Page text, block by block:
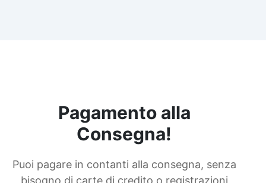
Pagamento alla
Consegna!
Puoi pagare in contanti alla consegna, senza
bisogno di carte di credito o registrazioni